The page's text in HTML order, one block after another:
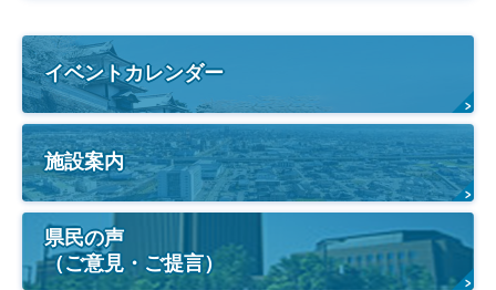
イベントカレンダー
施設案内
県民の声
（ご意見・ご提言）